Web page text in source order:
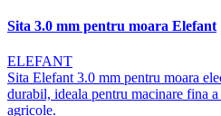
Sita 3.0 mm pentru moara Elefant
ELEFANT
Sita Elefant 3.0 mm pentru moara
durabil, ideala pentru macinare fina
agricole.